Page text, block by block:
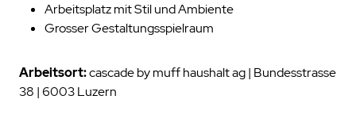
Arbeitsplatz mit Stil und Ambiente
Grosser Gestaltungsspielraum
Arbeitsort:cascade by muff haushalt ag | Bundesstrasse
38 | 6003 Luzern